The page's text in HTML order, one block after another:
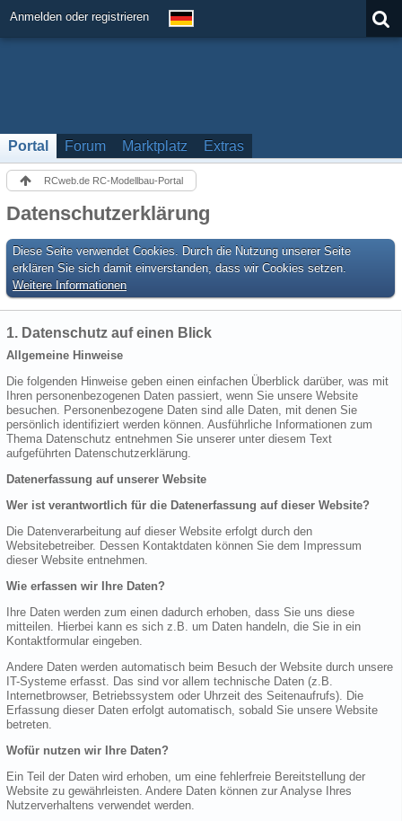
Anmelden oder registrieren
Portal Forum Marktplatz Extras
RCweb.de RC-Modellbau-Portal
Datenschutzerklärung
Diese Seite verwendet Cookies. Durch die Nutzung unserer Seite
erklären Sie sich damit einverstanden, dass wir Cookies setzen.
Weitere Informationen
1. Datenschutz auf einen Blick
Allgemeine Hinweise
Die folgenden Hinweise geben einen einfachen Überblick darüber, was mit
Ihren personenbezogenen Daten passiert, wenn Sie unsere Website
besuchen. Personenbezogene Daten sind alle Daten, mit denen Sie
persönlich identifiziert werden können. Ausführliche Informationen zum
Thema Datenschutz entnehmen Sie unserer unter diesem Text
aufgeführten Datenschutzerklärung.
Datenerfassung auf unserer Website
Wer ist verantwortlich für die Datenerfassung auf dieser Website?
Die Datenverarbeitung auf dieser Website erfolgt durch den
Websitebetreiber. Dessen Kontaktdaten können Sie dem Impressum
dieser Website entnehmen.
Wie erfassen wir Ihre Daten?
Ihre Daten werden zum einen dadurch erhoben, dass Sie uns diese
mitteilen. Hierbei kann es sich z.B. um Daten handeln, die Sie in ein
Kontaktformular eingeben.
Andere Daten werden automatisch beim Besuch der Website durch unsere
IT-Systeme erfasst. Das sind vor allem technische Daten (z.B.
Internetbrowser, Betriebssystem oder Uhrzeit des Seitenaufrufs). Die
Erfassung dieser Daten erfolgt automatisch, sobald Sie unsere Website
betreten.
Wofür nutzen wir Ihre Daten?
Ein Teil der Daten wird erhoben, um eine fehlerfreie Bereitstellung der
Website zu gewährleisten. Andere Daten können zur Analyse Ihres
Nutzerverhaltens verwendet werden.